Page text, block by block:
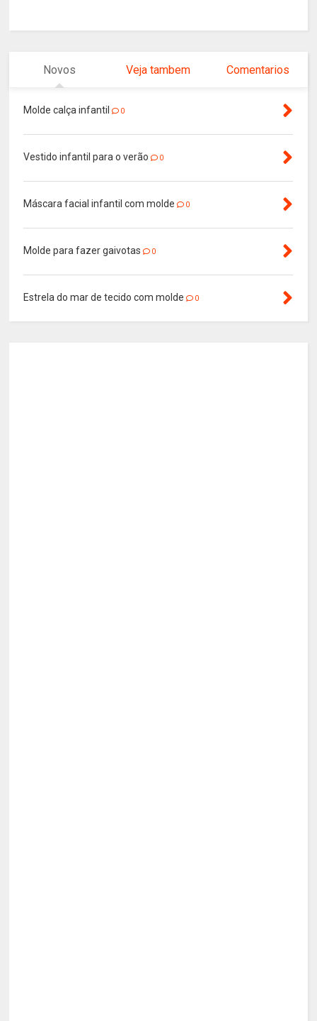
Novos Veja tambem Comentarios
Molde calça infantil 0
Vestido infantil para o verão 0
Máscara facial infantil com molde 0
Molde para fazer gaivotas 0
Estrela do mar de tecido com molde 0